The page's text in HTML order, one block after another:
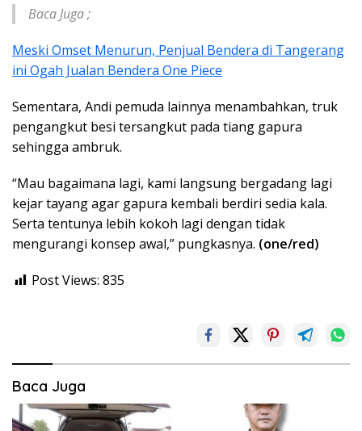
Baca Juga ;
Meski Omset Menurun, Penjual Bendera di Tangerang
ini Ogah Jualan Bendera One Piece
Sementara, Andi pemuda lainnya menambahkan, truk
pengangkut besi tersangkut pada tiang gapura
sehingga ambruk.
“Mau bagaimana lagi, kami langsung bergadang lagi
kejar tayang agar gapura kembali berdiri sedia kala.
Serta tentunya lebih kokoh lagi dengan tidak
mengurangi konsep awal,” pungkasnya. (one/red)
Post Views: 835
Baca Juga